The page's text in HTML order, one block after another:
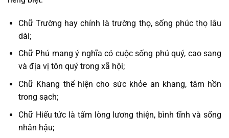
Chữ Trường hay chính là trường thọ, sống phúc thọ lâu
dài;
Chữ Phú mang ý nghĩa có cuộc sống phú quý, cao sang
và địa vị tôn quý trong xã hội;
Chữ Khang thể hiện cho sức khỏe an khang, tâm hồn
trong sạch;
Chữ Hiếu tức là tấm lòng lương thiện, bình tĩnh và sống
nhân hậu;